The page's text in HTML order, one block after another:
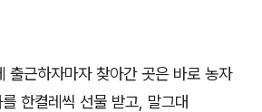
출근하자마자 찾아간 곳은 바로 농자
한켤레씩 선물 받고, 말그대